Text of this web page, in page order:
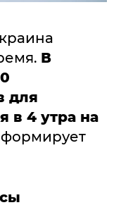
В
для
в 4 утра на